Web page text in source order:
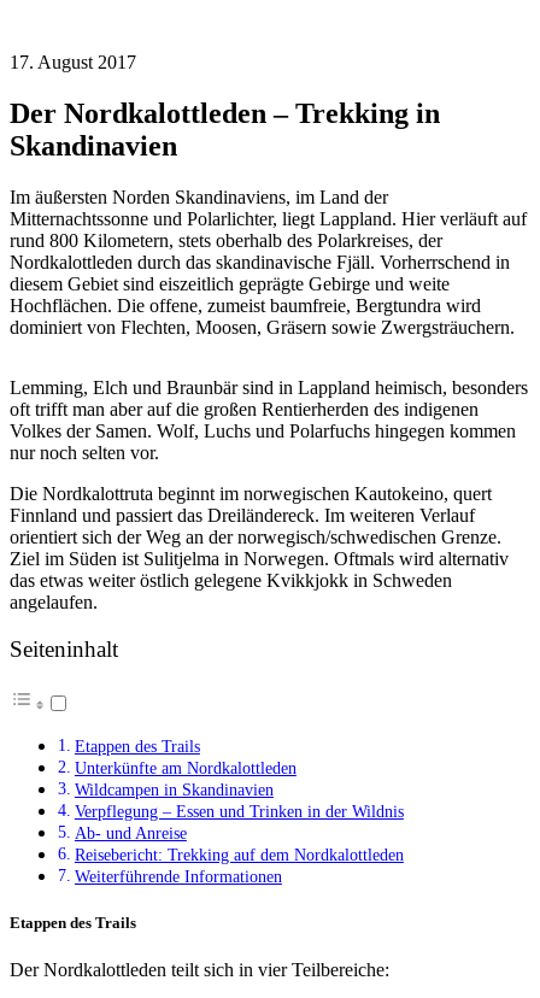
17. August 2017
Der Nordkalottleden – Trekking in
Skandinavien
Im äußersten Norden Skandinaviens, im Land der
Mitternachtssonne und Polarlichter, liegt Lappland. Hier verläuft auf
rund 800 Kilometern, stets oberhalb des Polarkreises, der
Nordkalottleden durch das skandinavische Fjäll. Vorherrschend in
diesem Gebiet sind eiszeitlich geprägte Gebirge und weite
Hochflächen. Die offene, zumeist baumfreie, Bergtundra wird
dominiert von Flechten, Moosen, Gräsern sowie Zwergsträuchern.
Lemming, Elch und Braunbär sind in Lappland heimisch, besonders
oft trifft man aber auf die großen Rentierherden des indigenen
Volkes der Samen. Wolf, Luchs und Polarfuchs hingegen kommen
nur noch selten vor.
Die Nordkalottruta beginnt im norwegischen Kautokeino, quert
Finnland und passiert das Dreiländereck. Im weiteren Verlauf
orientiert sich der Weg an der norwegisch/schwedischen Grenze.
Ziel im Süden ist Sulitjelma in Norwegen. Oftmals wird alternativ
das etwas weiter östlich gelegene Kvikkjokk in Schweden
angelaufen.
Seiteninhalt
Etappen des Trails
Unterkünfte am Nordkalottleden
Wildcampen in Skandinavien
Verpflegung – Essen und Trinken in der Wildnis
Ab- und Anreise
Reisebericht: Trekking auf dem Nordkalottleden
Weiterführende Informationen
Etappen des Trails
Der Nordkalottleden teilt sich in vier Teilbereiche: